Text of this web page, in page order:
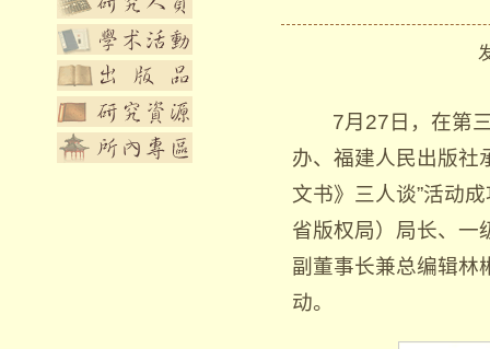
发
7月27日，在第
办、福建人民出版社
文书》三人谈”活动
省版权局）局长、一
副董事长兼总编辑林
动。